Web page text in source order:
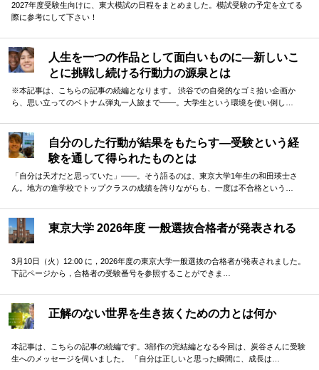
2027年度受験生向けに、東大模試の日程をまとめました。模試受験の予定を立てる
際に参考にして下さい！
人生を一つの作品として面白いものに―新しいこ
とに挑戦し続ける行動力の源泉とは
※本記事は、こちらの記事の続編となります。 渋谷での自発的なゴミ拾い企画か
ら、思い立ってのベトナム弾丸一人旅まで——。大学生という環境を使い倒し…
自分のした行動が結果をもたらす―受験という経
験を通して得られたものとは
「自分は天才だと思っていた」——。そう語るのは、東京大学1年生の和田瑛士さ
ん。地方の進学校でトップクラスの成績を誇りながらも、一度は不合格という…
東京大学 2026年度 一般選抜合格者が発表される
3月10日（火）12:00 に，2026年度の東京大学一般選抜の合格者が発表されました。
下記ページから，合格者の受験番号を参照することができま…
正解のない世界を生き抜くための力とは何か
本記事は、こちらの記事の続編です。3部作の完結編となる今回は、炭谷さんに受験
生へのメッセージを伺いました。 「自分は正しいと思った瞬間に、成長は…